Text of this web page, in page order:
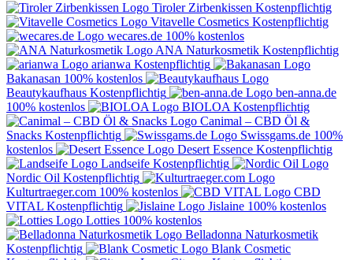
Tiroler Zirbenkissen Kostenpflichtig
Vitavelle Cosmetics Kostenpflichtig
wecares.de 100% kostenlos
ANA Naturkosmetik Kostenpflichtig
arianwa Kostenpflichtig
Bakanasan 100% kostenlos
Beautykaufhaus Kostenpflichtig
ben-anna.de
100% kostenlos
BIOLOA Kostenpflichtig
Canimal – CBD Öl &
Snacks Kostenpflichtig Swissgams.de 100%
kostenlos
Desert Essence Kostenpflichtig
Landseife Kostenpflichtig
Nordic Oil Kostenpflichtig
Kulturtraeger.com 100% kostenlos
CBD
VITAL Kostenpflichtig Jislaine 100% kostenlos
Lotties 100% kostenlos
Belladonna Naturkosmetik
Kostenpflichtig
Blank Cosmetic